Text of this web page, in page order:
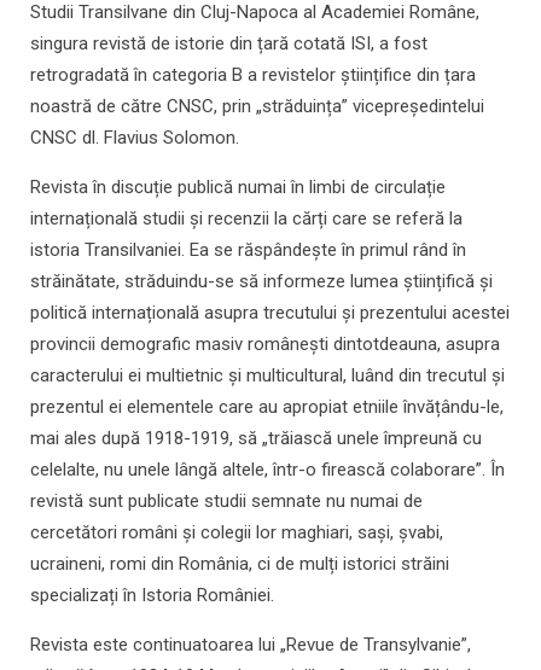
Studii Transilvane din Cluj-Napoca al Academiei Române,
singura revistă de istorie din țară cotată ISI, a fost
retrogradată în categoria B a revistelor științifice din țara
noastră de către CNSC, prin „străduința” vicepreședintelui
CNSC dl. Flavius Solomon.
Revista în discuție publică numai în limbi de circulație
internațională studii și recenzii la cărți care se referă la
istoria Transilvaniei. Ea se răspândește în primul rând în
străinătate, străduindu-se să informeze lumea științifică și
politică internațională asupra trecutului și prezentului acestei
provincii demografic masiv românești dintotdeauna, asupra
caracterului ei multietnic și multicultural, luând din trecutul și
prezentul ei elementele care au apropiat etniile învățându-le,
mai ales după 1918-1919, să „trăiască unele împreună cu
celelalte, nu unele lângă altele, într-o firească colaborare”. În
revistă sunt publicate studii semnate nu numai de
cercetători români și colegii lor maghiari, sași, șvabi,
ucraineni, romi din România, ci de mulți istorici străini
specializați în Istoria României.
Revista este continuatoarea lui „Revue de Transylvanie”,